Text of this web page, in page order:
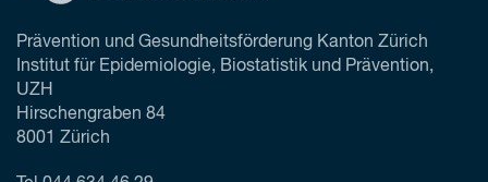
Prävention und Gesundheitsförderung Kanton Zürich
Institut für Epidemiologie, Biostatistik und Prävention,
UZH
Hirschengraben 84
8001 Zürich